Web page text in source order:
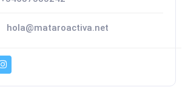
hola@mataroactiva.net